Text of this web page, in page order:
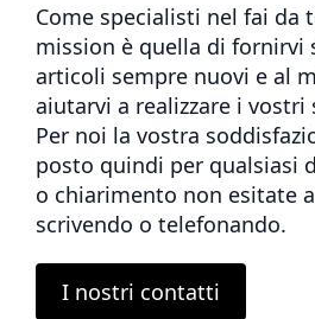
Come specialisti nel fai da
mission è quella di fornirvi
articoli sempre nuovi e al
aiutarvi a realizzare i vostri
Per noi la vostra
posto quindi per qualsiasi
o chiarimento non esitate
scrivendo o telefonando.
I nostri contatti